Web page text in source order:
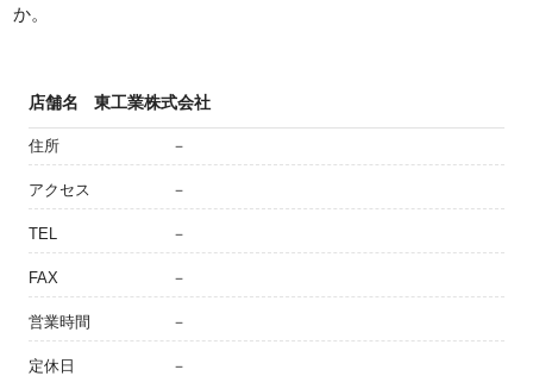
か。
店舗名 東工業株式会社
住所 －
アクセス －
TEL －
FAX －
営業時間 －
定休日 －